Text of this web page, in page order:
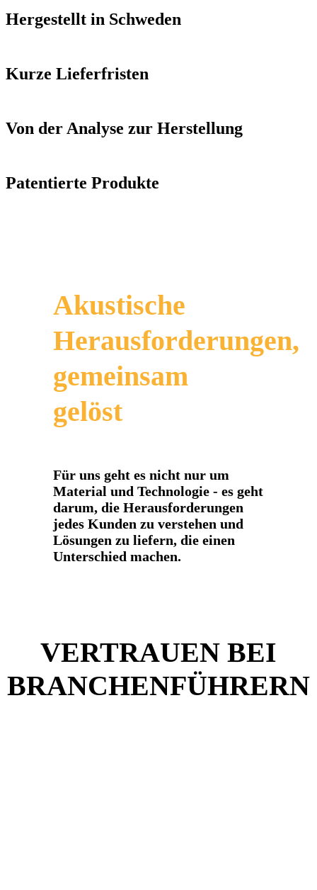
Hergestellt in Schweden
Kurze Lieferfristen
Von der Analyse zur Herstellung
Patentierte Produkte
Akustische
Herausforderungen,
gemeinsam
gelöst
Für uns geht es nicht nur um
Material und Technologie - es geht
darum, die Herausforderungen
jedes Kunden zu verstehen und
Lösungen zu liefern, die einen
Unterschied machen.
VERTRAUEN BEI
BRANCHENFÜHRERN